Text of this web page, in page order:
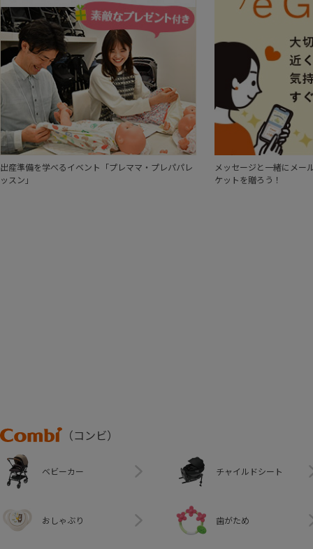
出産準備を学べるイベント「プレママ・プレパパレ
ッスン」
メッセージと一緒にメー
ケットを贈ろう！
Combi
（コンビ）
ベビーカー チャイルドシート
おしゃぶり 歯がため